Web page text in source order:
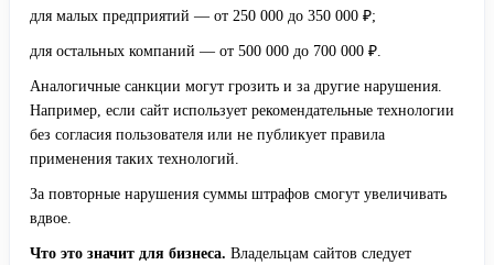
для малых предприятий — от 250 000 до 350 000 ₽;
для остальных компаний — от 500 000 до 700 000 ₽.
Аналогичные санкции могут грозить и за другие нарушения.
Например, если сайт использует рекомендательные технологии
без согласия пользователя или не публикует правила
применения таких технологий.
За повторные нарушения суммы штрафов смогут увеличивать
вдвое.
Что это значит для бизнеса. Владельцам сайтов следует